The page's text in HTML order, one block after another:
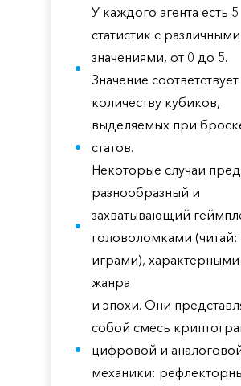
У каждого агента есть 5
статистик с различными
значениями, от 0 до 5.
Значение соответствует
количеству кубиков,
выделяемых при
статов.
Некоторые случаи
разнообразный и
захватывающий
головоломками
играми),
жанра
и эпохи. Они
собой смесь
цифровой и
механики: